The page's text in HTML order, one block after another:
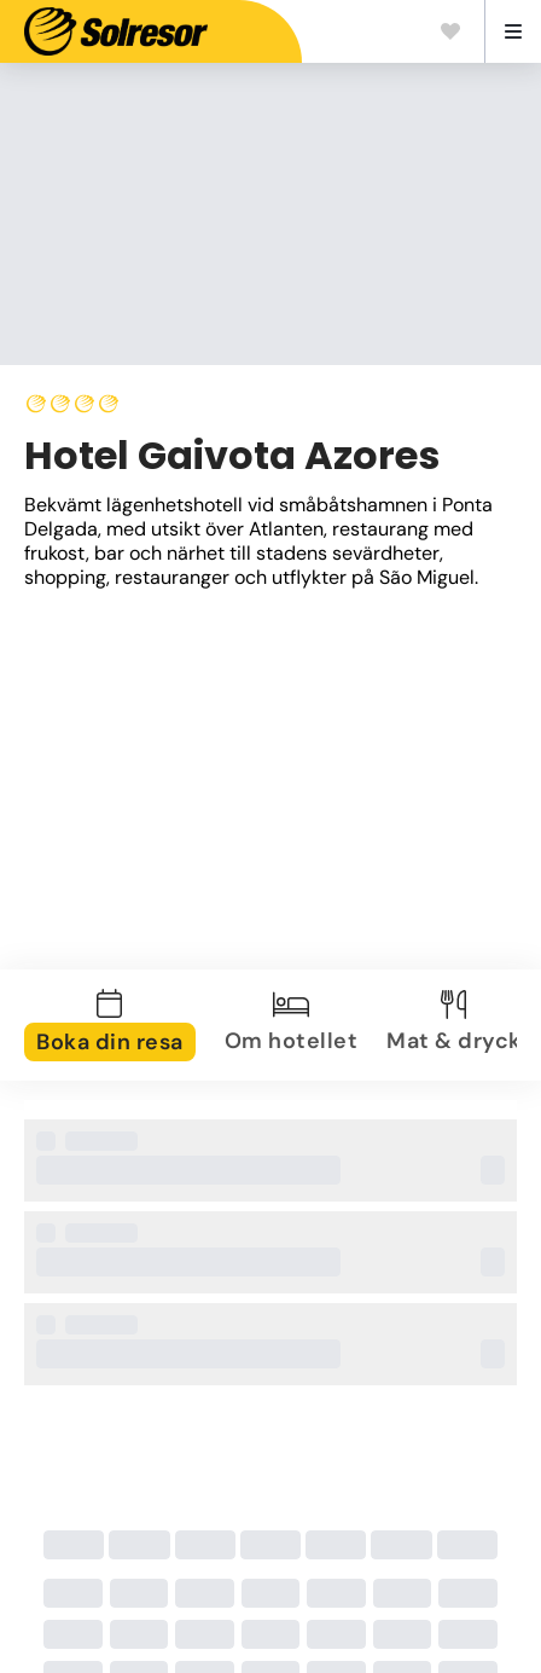
Hotel Gaivota Azores
Bekvämt lägenhetshotell vid småbåtshamnen i Ponta
Delgada, med utsikt över Atlanten, restaurang med
frukost, bar och närhet till stadens sevärdheter,
shopping, restauranger och utflykter på São Miguel.
Boka din resa Om hotellet Mat & dryck